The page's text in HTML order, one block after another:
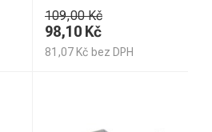
109,00 Kč
98,10 Kč
81,07 Kč bez DPH